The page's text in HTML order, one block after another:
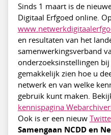
Sinds 1 maart is de
Digitaal Erfgoed online.
en resultaten van het
samenwerkingsverband
onderzoeksinstellingen
gemakkelijk zien hoe u
netwerk en van welke
gebruik kunt maken.
kennispagina
Ook is er een nieuw
Samengaan NCDD en